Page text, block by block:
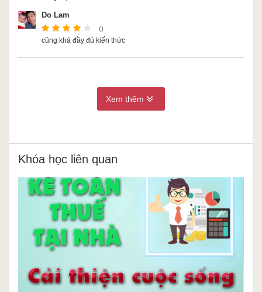
Do Lam
()
cũng khá đầy đủ kiến thức
Xem thêm
Khóa học liên quan